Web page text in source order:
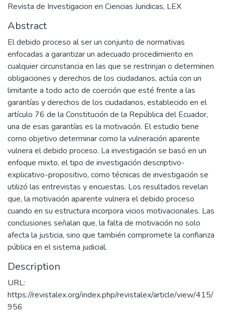
Revista de Investigacion en Ciencias Juridicas, LEX
Abstract
El debido proceso al ser un conjunto de normativas
enfocadas a garantizar un adecuado procedimiento en
cualquier circunstancia en las que se restrinjan o determinen
obligaciones y derechos de los ciudadanos, actúa con un
limitante a todo acto de coerción que esté frente a las
garantías y derechos de los ciudadanos, establecido en el
artículo 76 de la Constitución de la República del Ecuador,
una de esas garantías es la motivación. El estudio tiene
como objetivo determinar como la vulneración aparente
vulnera el debido proceso. La investigación se basó en un
enfoque mixto, el tipo de investigación descriptivo-
explicativo-propositivo, como técnicas de investigación se
utilizó las entrevistas y encuestas. Los resultados revelan
que, la motivación aparente vulnera el debido proceso
cuando en su estructura incorpora vicios motivacionales. Las
conclusiones señalan que, la falta de motivación no solo
afecta la justicia, sino que también compromete la confianza
pública en el sistema judicial.
Description
URL:
https://revistalex.org/index.php/revistalex/article/view/415/
956